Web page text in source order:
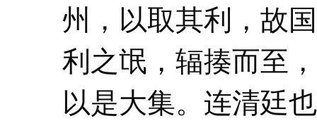
州，以取其利，故
利之氓，辐揍而至
以是大集。连清廷